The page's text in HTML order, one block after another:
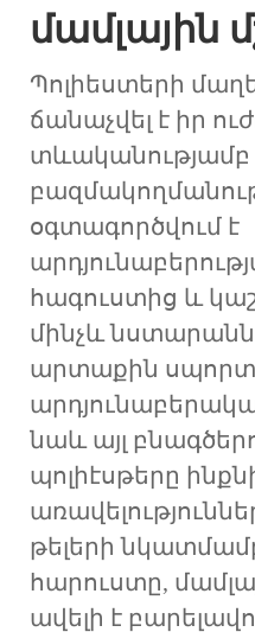
մամլային
Պոլիեստերի
ճանաչվել է իր
տևականությամբ
օգտագործվում է
հագուստից և
մինչև
արտաքին
նաև այլ
պոլիէսթերը
թելերի
հարուստը,
ավելի է